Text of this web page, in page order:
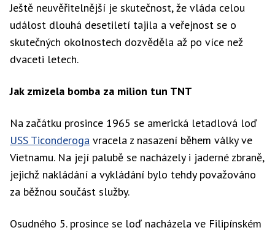
Ještě neuvěřitelnější je skutečnost, že vláda celou
událost dlouhá desetiletí tajila a veřejnost se o
skutečných okolnostech dozvěděla až po více než
dvaceti letech.
Jak zmizela bomba za milion tun TNT
Na začátku prosince 1965 se americká letadlová loď
USS Ticonderoga vracela z nasazení během války ve
Vietnamu. Na její palubě se nacházely i jaderné zbraně,
jejichž nakládání a vykládání bylo tehdy považováno
za běžnou součást služby.
Osudného 5. prosince se loď nacházela ve Filipínském